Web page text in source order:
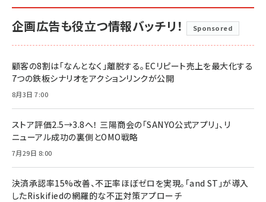
企画広告も役立つ情報バッチリ！ Sponsored
顧客の8割は「なんとなく」離脱する。ECリピート売上を最大化する
7つの鉄板シナリオをアクションリンクが公開
8月3日 7:00
ストア評価2.5→3.8へ！ 三陽商会の「SANYO公式アプリ」、リ
ニューアル成功の裏側とOMO戦略
7月29日 8:00
決済承認率15%改善、不正率ほぼゼロを実現。「and ST」が導入
したRiskifiedの網羅的な不正対策アプローチ